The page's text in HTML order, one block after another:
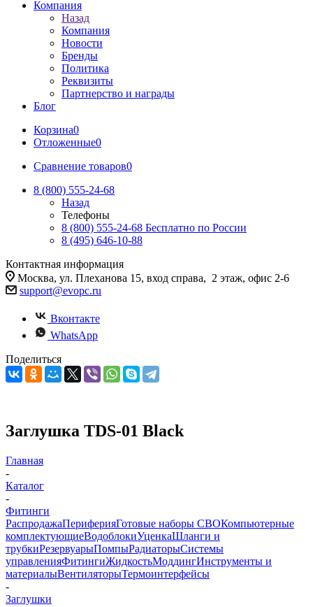
Компания
Назад
Компания
Новости
Бренды
Политика
Реквизиты
Партнерство и награды
Блог
Корзина0
Отложенные0
Сравнение товаров0
8 (800) 555-24-68
Назад
Телефоны
8 (800) 555-24-68 Бесплатно по России
8 (495) 646-10-88
Контактная информация
Москва, ул. Плеханова 15, вход справа, 2 этаж, офис 2-6
support@evopc.ru
Вконтакте
WhatsApp
Поделиться
Заглушка TDS-01 Black
Главная
-
Каталог
-
Фитинги
РаспродажаПериферияГотовые наборы СВОКомпьютерные
комплектующиеВодоблокиУценкаШланги и
трубкиРезервуарыПомпыРадиаторыСистемы
управленияФитингиЖидкостьМоддингИнструменты и
материалыВентиляторыТермоинтерфейсы
-
Заглушки